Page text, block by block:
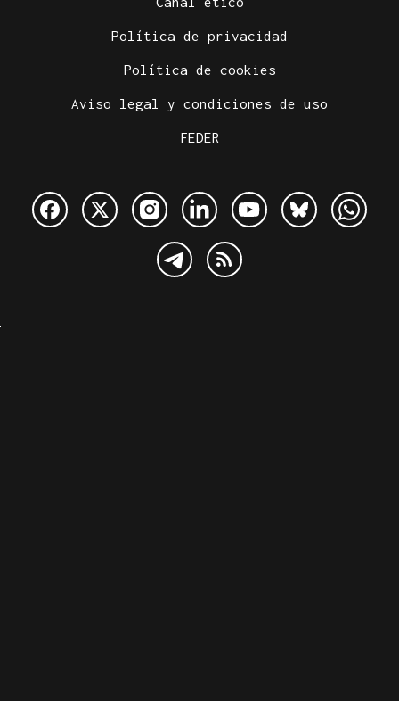
Política de privacidad
Política de cookies
Aviso legal y condiciones de uso
FEDER